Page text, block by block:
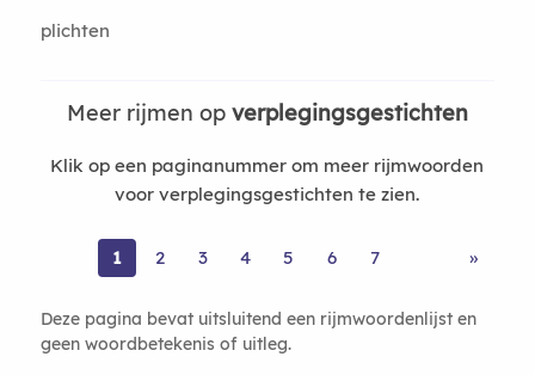
plichten
Meer rijmen op verplegingsgestichten
Klik op een paginanummer om meer rijmwoorden
voor verplegingsgestichten te zien.
1 2 3 4 5 6 7 »
Deze pagina bevat uitsluitend een rijmwoordenlijst en
geen woordbetekenis of uitleg.